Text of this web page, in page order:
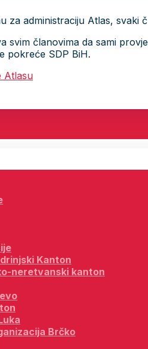
za administraciju Atlas,
svim članovima da sami
pokreće SDP BiH.
Atlasu
Kanton
neretvanski kanton
Brčko